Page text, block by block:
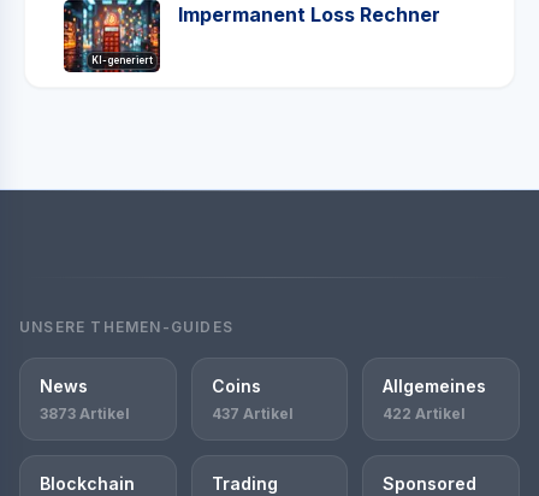
KI-generiert
Impermanent Loss Rechner
UNSERE THEMEN-GUIDES
News
3873 Artikel
Coins
437 Artikel
Allgemeines
422 Artikel
Blockchain Trading
Sponsored